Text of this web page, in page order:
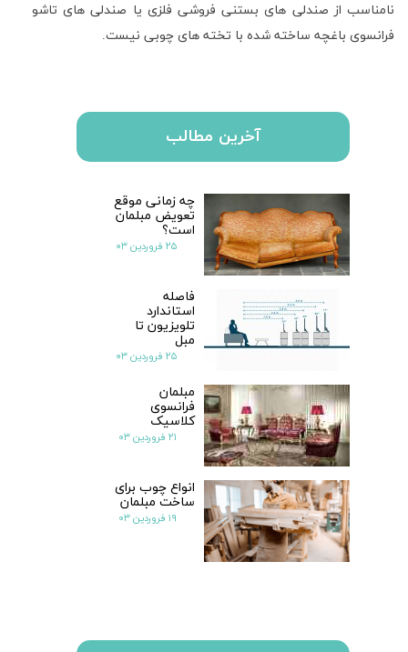
نامناسب از صندلی های بستنی فروشی فلزی یا صندلی های تاشو
فرانسوی باغچه ساخته شده با تخته های چوبی نیست.
آخرین مطالب
چه زمانی موقع
تعویض مبلمان
است؟
۲۵ فروردین ۰۳
فاصله
استاندارد
تلویزیون تا
مبل
۲۵ فروردین ۰۳
مبلمان
فرانسوی
کلاسیک
۲۱ فروردین ۰۳
انواع چوب برای
ساخت مبلمان
۱۹ فروردین ۰۳